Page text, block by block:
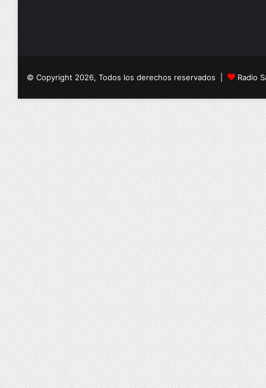
© Copyright 2026, Todos los derechos reservados | Radio